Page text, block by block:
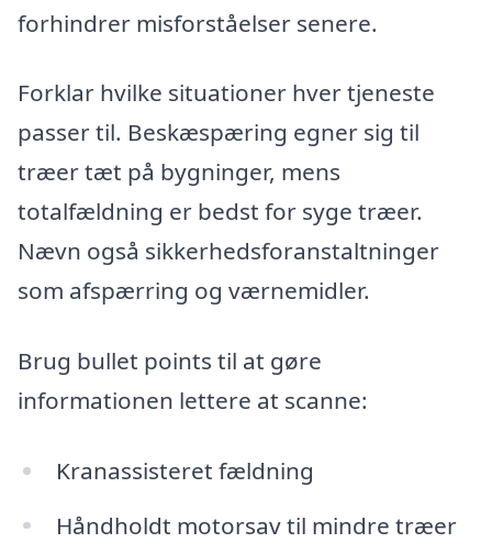
forhindrer misforståelser senere.
Forklar hvilke situationer hver tjeneste
passer til. Beskæspæring egner sig til
træer tæt på bygninger, mens
totalfældning er bedst for syge træer.
Nævn også sikkerhedsforanstaltninger
som afspærring og værnemidler.
Brug bullet points til at gøre
informationen lettere at scanne:
Kranassisteret fældning
Håndholdt motorsav til mindre træer